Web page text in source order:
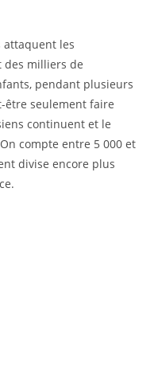
attaquent les
des milliers de
pendant plusieurs
être seulement faire
continuent et le
compte entre 5 000 et
divise encore plus